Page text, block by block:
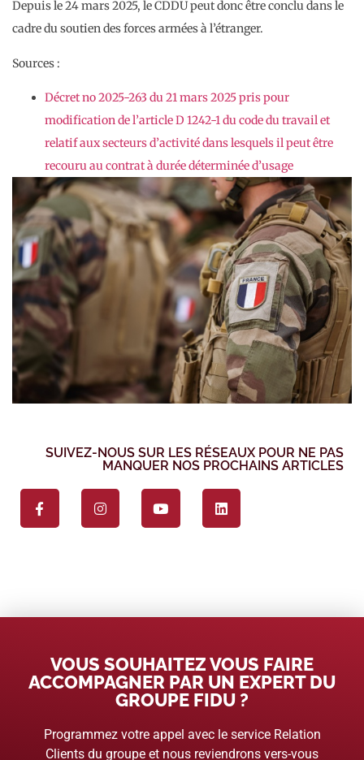
Depuis le 24 mars 2025, le CDDU peut donc être conclu dans le
cadre du soutien des forces armées à l’étranger.
Sources :
Décret no 2025-263 du 21 mars 2025 pris pour
modification de l’article D 1242-1 du code du travail et
relatif aux secteurs d’activité dans lesquels il peut être
recouru au contrat à durée déterminée d’usage
SUIVEZ-NOUS SUR LES RÉSEAUX POUR NE PAS
MANQUER NOS PROCHAINS ARTICLES
VOUS SOUHAITEZ VOUS FAIRE
ACCOMPAGNER PAR UN EXPERT DU
GROUPE FIDU ?
Programmez votre appel avec le service Relation
Clients du groupe et nous reviendrons vers-vous